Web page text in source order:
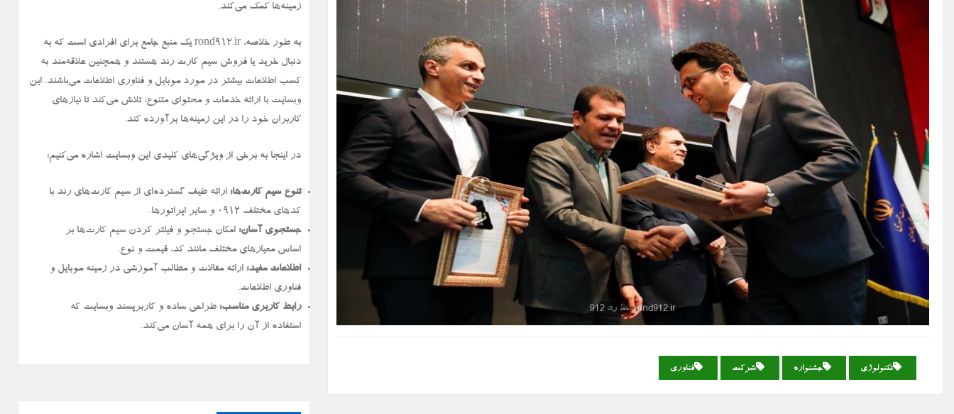
تكنولوژی جشنواره شركت فناوری
زمینه‌ها کمک می‌کند.
به طور خلاصه، rond912.ir یک منبع جامع برای افرادی است که به
دنبال خرید یا فروش سیم کارت رند هستند و همچنین علاقه‌مند به
کسب اطلاعات بیشتر در مورد موبایل و فناوری اطلاعات می‌باشند. این
وبسایت با ارائه خدمات و محتوای متنوع، تلاش می‌کند تا نیازهای
کاربران خود را در این زمینه‌ها برآورده کند.
در اینجا به برخی از ویژگی‌های کلیدی این وبسایت اشاره می‌کنیم:
تنوع سیم کارت‌ها: ارائه طیف گسترده‌ای از سیم کارت‌های رند با
کدهای مختلف ۰۹۱۲ و سایر اپراتورها.
جستجوی آسان: امکان جستجو و فیلتر کردن سیم کارت‌ها بر
اساس معیارهای مختلف مانند کد، قیمت و نوع.
اطلاعات مفید: ارائه مقالات و مطالب آموزشی در زمینه موبایل و
فناوری اطلاعات.
رابط کاربری مناسب: طراحی ساده و کاربرپسند وبسایت که
استفاده از آن را برای همه آسان می‌کند.